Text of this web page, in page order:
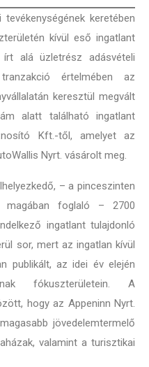
keretében
kívül eső ingatlant
írt alá üzletrész adásvételi
értelmében az
keresztül megvált
alatt található ingatlant
Kft.-től, amelyet az
Nyrt. vásárolt meg.
– a pinceszinten
foglaló – 2700
ingatlant tulajdonló
sor, mert az ingatlan kívül
publikált, az idei év elején
fókuszterületein. A
hogy az Appeninn Nyrt.
jövedelemtermelő
valamint a turisztikai